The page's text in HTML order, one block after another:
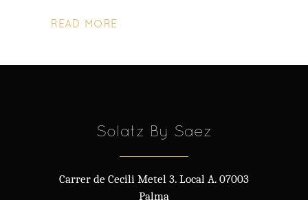
READ MORE
Solatz By Saez
Carrer de Cecili Metel 3. Local A. 07003
Palma